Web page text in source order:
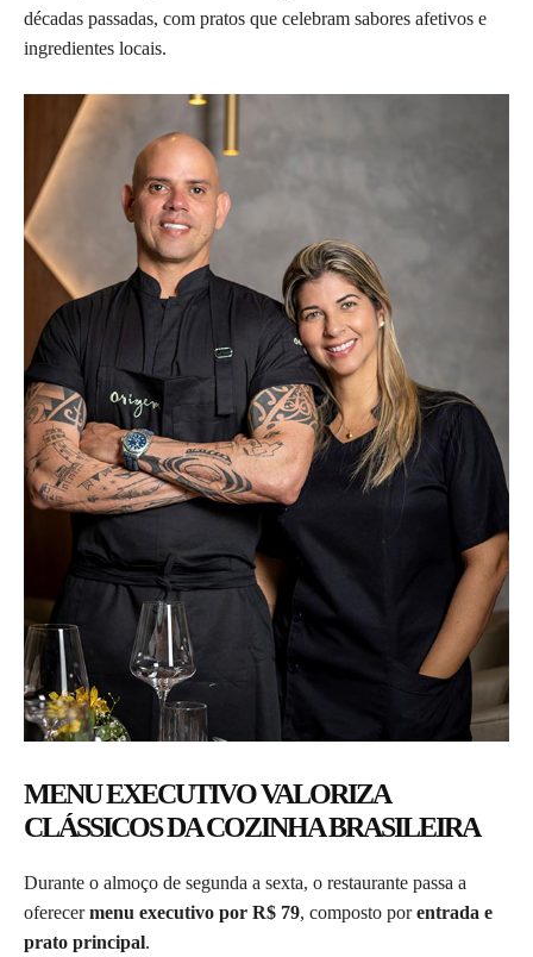
décadas passadas, com pratos que celebram sabores afetivos e
ingredientes locais.
MENU EXECUTIVO VALORIZA
CLÁSSICOS DA COZINHA BRASILEIRA
Durante o almoço de segunda a sexta, o restaurante passa a
oferecermenu executivo por R$ 79, composto porentrada e
prato principal.